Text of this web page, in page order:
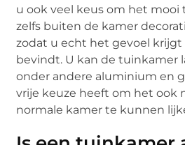
u ook veel keus om het mooi
zelfs buiten de kamer
zodat u echt het gevoel
bevindt. U kan de tuinkamer
onder andere aluminium en
vrije keuze heeft om het ook
normale kamer te kunnen